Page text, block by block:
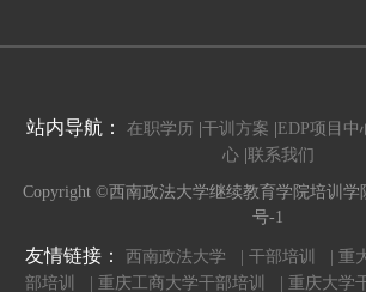
站内导航： 在职学历 干训方案 EDP项目中
心 联系我们
Copyright ©西南政法大学继续教育学院培训学
号-1
友情链接： 西南政法大学 | 干部培训 | 重
部培训 |
重庆工商大学干部培训 | 重庆大学